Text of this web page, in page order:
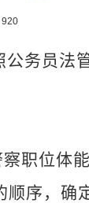
920
务员法
职位体
序，确